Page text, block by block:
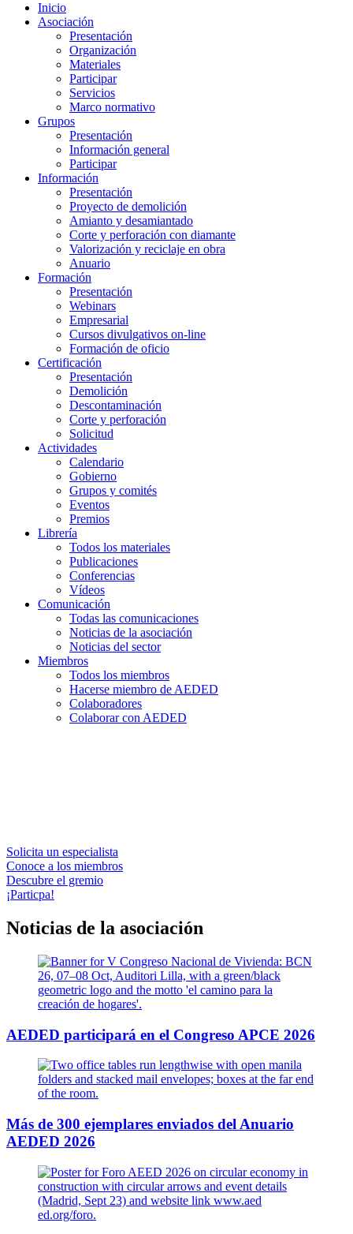
Inicio
Asociación
Presentación
Organización
Materiales
Participar
Servicios
Marco normativo
Grupos
Presentación
Información general
Participar
Información
Presentación
Proyecto de demolición
Amianto y desamiantado
Corte y perforación con diamante
Valorización y reciclaje en obra
Anuario
Formación
Presentación
Webinars
Empresarial
Cursos divulgativos on-line
Formación de oficio
Certificación
Presentación
Demolición
Descontaminación
Corte y perforación
Solicitud
Actividades
Calendario
Gobierno
Grupos y comités
Eventos
Premios
Librería
Todos los materiales
Publicaciones
Conferencias
Vídeos
Comunicación
Todas las comunicaciones
Noticias de la asociación
Noticias del sector
Miembros
Todos los miembros
Hacerse miembro de AEDED
Colaboradores
Colaborar con AEDED
Solicita un especialista
Conoce a los miembros
Descubre el gremio
¡Particpa!
Noticias de la asociación
AEDED participará en el Congreso APCE 2026
Más de 300 ejemplares enviados del Anuario
AEDED 2026